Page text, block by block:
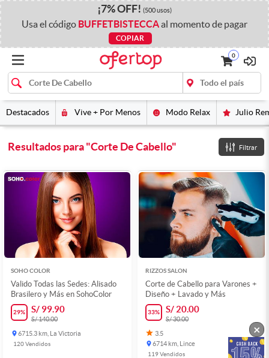
¡7%OFF! (500 usos)
Usa el código BUFFETBISTECCAal momento de pagar
COPIAR
0
Destacados Vive + Por Menos Modo Relax Julio
Filtrar
Resultados para"Corte De Cabello"
SOHO COLOR
Valido Todas las Sedes: Alisado
Brasilero y Más en SohoColor
29% S/ 99.90
S/ 140.00
6715.3 km, La Victoria
120Vendidos
RIZZOS SALON
Corte de Cabello para Varones +
Diseño + Lavado y Más
33% S/ 20.00
S/ 30.00
3.5
6714 km, Lince
119Vendidos
×